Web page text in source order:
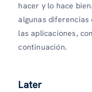
hacer y lo hace
algunas diferencias
las aplicaciones,
continuación.
Later